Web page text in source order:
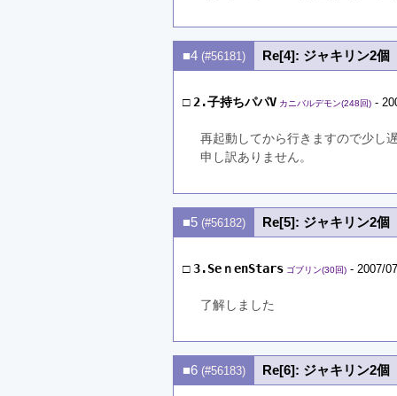
■4 (#56181) Re[4]: ジャキリン2個
□ 2.子持ちパパV カニバルデモン(248回) -
再起動してから行きますので少し
申し訳ありません。
■5 (#56182) Re[5]: ジャキリン2個
□3.SeｎenStars ゴブリン(30回) - 2007/
了解しました
■6 (#56183) Re[6]: ジャキリン2個